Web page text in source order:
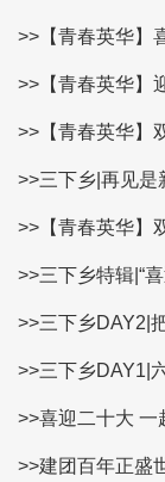
>>【青春英华】
>>【青春英华】
>>【青春英华】
>>三下乡|再见是
>>【青春英华】
>>三下乡特辑|“
>>三下乡DAY2|
>>三下乡DAY1|
>>喜迎二十大 一
>>建团百年正盛